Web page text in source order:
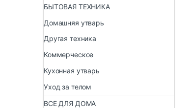
БЫТОВАЯ ТЕХНИКА
Домашняя утварь
Другая техника
Коммерческое
Кухонная утварь
Уход за телом
ВСЕ ДЛЯ ДОМА